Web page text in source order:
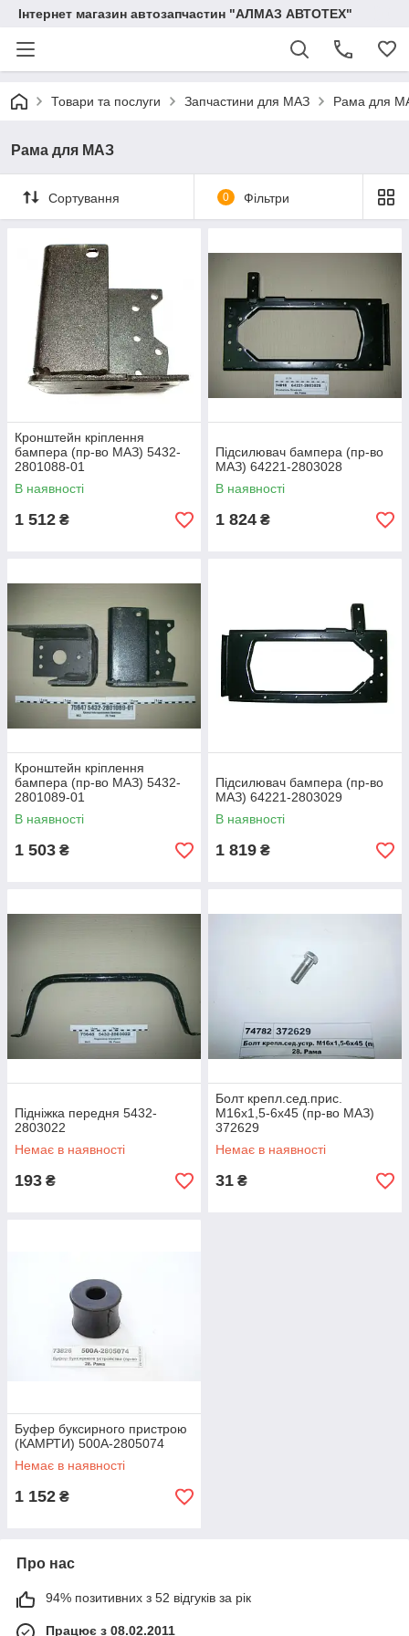
Інтернет магазин автозапчастин "АЛМАЗ АВТОТЕХ"
Товари та послуги Запчастини для МАЗ Рама для
Рама для МАЗ
Сортування 0 Фільтри
Кронштейн кріплення
бампера (пр-во МАЗ) 5432-
2801088-01
В наявності
1 512 ₴
Підсилювач бампера (пр-во
МАЗ) 64221-2803028
В наявності
1 824 ₴
Кронштейн кріплення
бампера (пр-во МАЗ) 5432-
2801089-01
В наявності
1 503 ₴
Підсилювач бампера (пр-во
МАЗ) 64221-2803029
В наявності
1 819 ₴
Підніжка передня 5432-
2803022
Немає в наявності
193 ₴
Болт крепл.сед.прис.
М16х1,5-6х45 (пр-во МАЗ)
372629
Немає в наявності
31 ₴
Буфер буксирного пристрою
(КАМРТИ) 500А-2805074
Немає в наявності
1 152 ₴
Про нас
94% позитивних з 52 відгуків за рік
Працює з 08.02.2011